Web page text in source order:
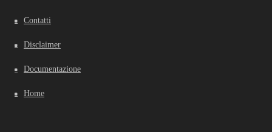
Contatti
Disclaimer
Documentazione
Home